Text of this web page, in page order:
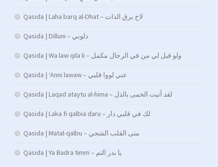
Qasida | Laha barq al-Dhat – لاح برق الذات
Qasida | Dilluni – دلوني
Qasida | Wa law qila li – ولو قيل لي من في الرجال مكمل
Qasida | ‘Anni lawaw – عني لووا قلبي
Qasida | Laqad ataytu al-hima – لقد أتيت الخمى بالذل
Qasida | Laka fi qalbia daru – لك في قلبي دار
Qasida | Matal-qalbu – متى القلب الشجي
Qasida | Ya Badra timm – يا بدر التم